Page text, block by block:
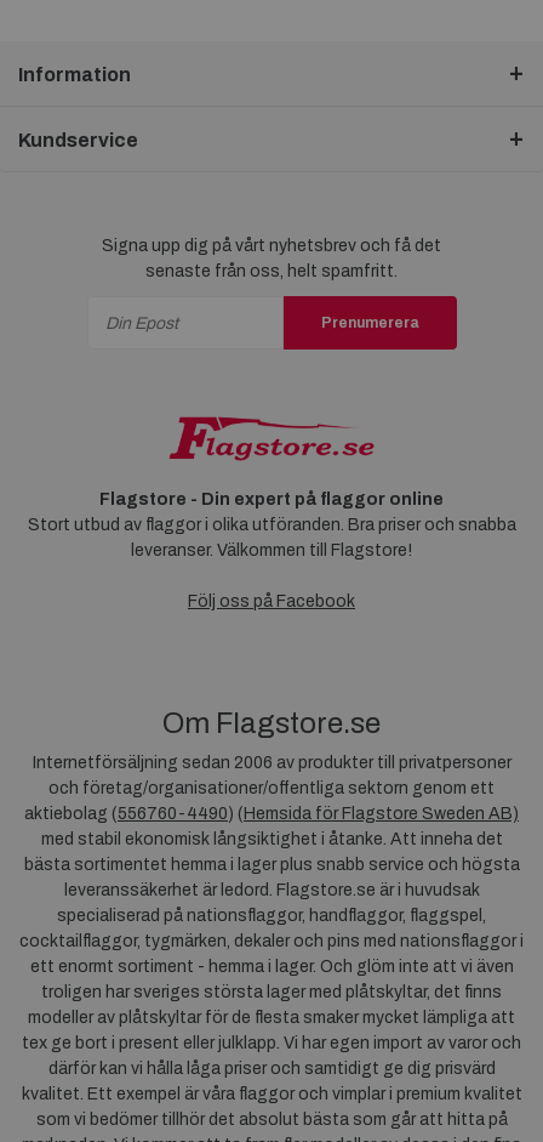
Information
Kundservice
Signa upp dig på vårt nyhetsbrev och få det
senaste från oss, helt spamfritt.
Prenumerera
Flagstore - Din expert på flaggor online
Stort utbud av flaggor i olika utföranden. Bra priser och snabba
leveranser. Välkommen till Flagstore!
Följ oss på Facebook
Om Flagstore.se
Internetförsäljning sedan 2006 av produkter till privatpersoner
och företag/organisationer/offentliga sektorn genom ett
aktiebolag (556760-4490) ( Hemsida för Flagstore Sweden AB)
med stabil ekonomisk långsiktighet i åtanke. Att inneha det
bästa sortimentet hemma i lager plus snabb service och högsta
leveranssäkerhet är ledord. Flagstore.se är i huvudsak
specialiserad på nationsflaggor, handflaggor, flaggspel,
cocktailflaggor, tygmärken, dekaler och pins med nationsflaggor i
ett enormt sortiment - hemma i lager. Och glöm inte att vi även
troligen har sveriges största lager med plåtskyltar, det finns
modeller av plåtskyltar för de flesta smaker mycket lämpliga att
tex ge bort i present eller julklapp. Vi har egen import av varor och
därför kan vi hålla låga priser och samtidigt ge dig prisvärd
kvalitet. Ett exempel är våra flaggor och vimplar i premium kvalitet
som vi bedömer tillhör det absolut bästa som går att hitta på